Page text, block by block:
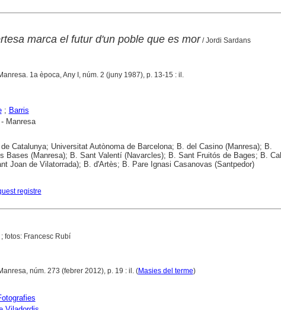
marca el futur d'un poble que es mor/ Jordi Sardans
1a època, Any I, núm. 2 (juny 1987), p. 13-15 : il.
; Barris
- Manresa
Catalunya; Universitat Autònoma de Barcelona; B. del Casino (Manresa); B.
Bases (Manresa); B. Sant Valentí (Navarcles); B. Sant Fruitós de Bages; B. Cal
Joan de Vilatorrada); B. d'Artès; B. Pare Ignasi Casanovas (Santpedor)
registre
fotos: Francesc Rubí
núm. 273 (febrer 2012), p. 19 : il. (Masies del terme)